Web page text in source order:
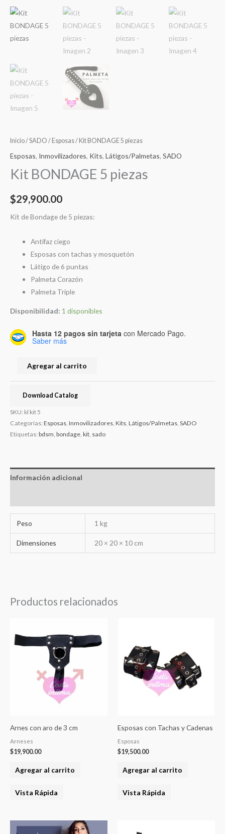
Inicio/SADO / Esposas/ Kit BONDAGE 5 piezas
Esposas, Inmovilizadores, Kits, Látigos/Palmetas, SADO
Kit BONDAGE 5 piezas
$29,900.00
Kit de Bondage de 5 piezas:
Antifaz ciego
Esposas con tachas y mosquetón
Látigo de 6 puntas
Palmeta Corazón
Palmeta Triple
Disponibilidad: 1 disponibles
Hasta 12 pagos sin tarjeta con Mercado Pago.
Saber más
Agregar al carrito
Download Catalog
SKU: kl kit 5
Categorías: Esposas, Inmovilizadores, Kits, Látigos/Palmetas, SADO
Etiquetas: bdsm, bondage, kit, sado
Información adicional
Peso 1 kg
Dimensiones 20 × 20 × 10 cm
Productos relacionados
Arnes con aro de 3 cm
Arneses
$19,900.00
Agregar al carrito
Vista Rápida
Esposas con Tachas y Cadenas
Esposas
$19,500.00
Agregar al carrito
Vista Rápida